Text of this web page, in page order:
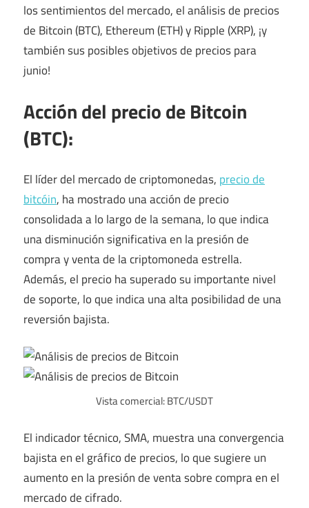
los sentimientos del mercado, el análisis de precios
de Bitcoin (BTC), Ethereum (ETH) y Ripple (XRP), ¡y
también sus posibles objetivos de precios para
junio!
Acción del precio de Bitcoin
(BTC):
El líder del mercado de criptomonedas, precio de
bitcóin, ha mostrado una acción de precio
consolidada a lo largo de la semana, lo que indica
una disminución significativa en la presión de
compra y venta de la criptomoneda estrella.
Además, el precio ha superado su importante nivel
de soporte, lo que indica una alta posibilidad de una
reversión bajista.
Vista comercial: BTC/USDT
El indicador técnico, SMA, muestra una convergencia
bajista en el gráfico de precios, lo que sugiere un
aumento en la presión de venta sobre compra en el
mercado de cifrado.